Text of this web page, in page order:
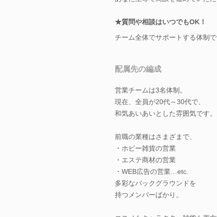
★質問や相談はいつでもOK！
チーム全体でサポートする体制
配属先の編成
営業チームは3名体制。
現在、全員が20代～30代で、
和気あいあいとした雰囲気です。
前職の業種はさまざまで、
・ホビー雑貨の営業
・エステ商材の営業
・WEB広告の営業…etc.
多彩なバックグラウンドを
持つメンバーばかり。